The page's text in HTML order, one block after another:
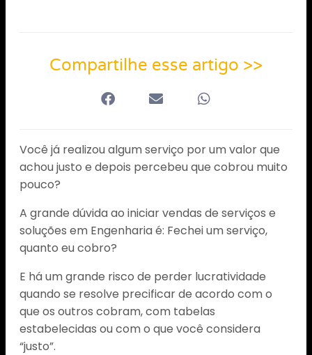
Compartilhe esse artigo >>
Você já realizou algum serviço por um valor que
achou justo e depois percebeu que cobrou muito
pouco?
A grande dúvida ao iniciar vendas de serviços e
soluções em Engenharia é: Fechei um serviço,
quanto eu cobro?
E há um grande risco de perder lucratividade
quando se resolve precificar de acordo com o
que os outros cobram, com tabelas
estabelecidas ou com o que você considera
“justo”.